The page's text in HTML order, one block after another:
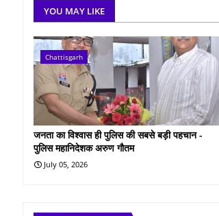
YOU MAY LIKE
Chattisgarh
जनता का विश्वास ही पुलिस की सबसे बड़ी पहचान -
पुलिस महानिदेशक अरुण गौतम
July 05, 2026